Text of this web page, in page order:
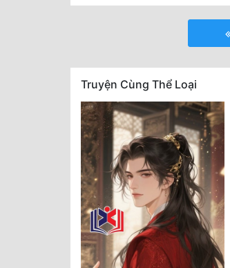
Truyện Cùng Thể Loại